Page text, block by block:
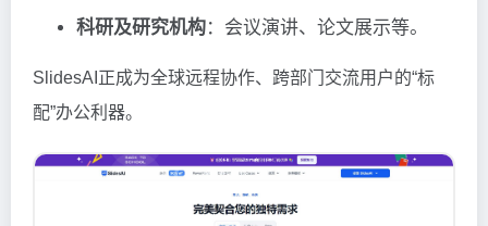
科研及研究机构：会议演讲、论文展示等。
SlidesAI正成为全球远程协作、跨部门交流用户的“标
配”办公利器。